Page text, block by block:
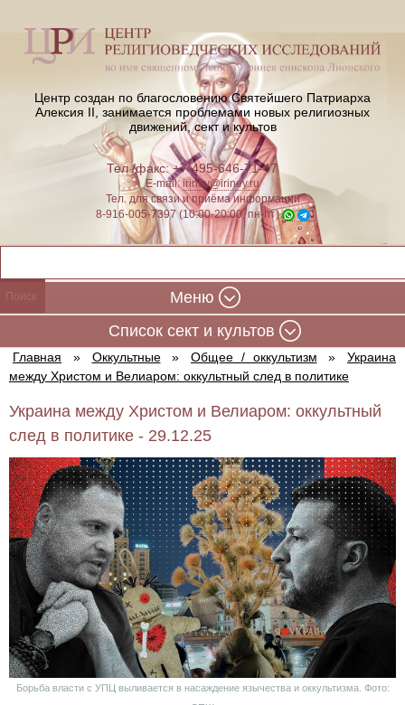
Центр создан по благословению Святейшего Патриарха
Алексия II, занимается проблемами новых религиозных
движений, сект и культов
Тел./факс: +7-495-646-71-47
E-mail:iriney@iriney.ru
Тел. для связи и приёма информации
8-916-005-7397 (10:00-20:00, пн-пт)
Меню
Cписок сект и культов
Главная » Оккультные » Общее / оккультизм »
Украина
между Христом и Велиаром: оккультный след в политике
Украина между Христом и Велиаром: оккультный
след в политике - 29.12.25
Борьба власти с УПЦ выливается в насаждение язычества и оккультизма. Фото: